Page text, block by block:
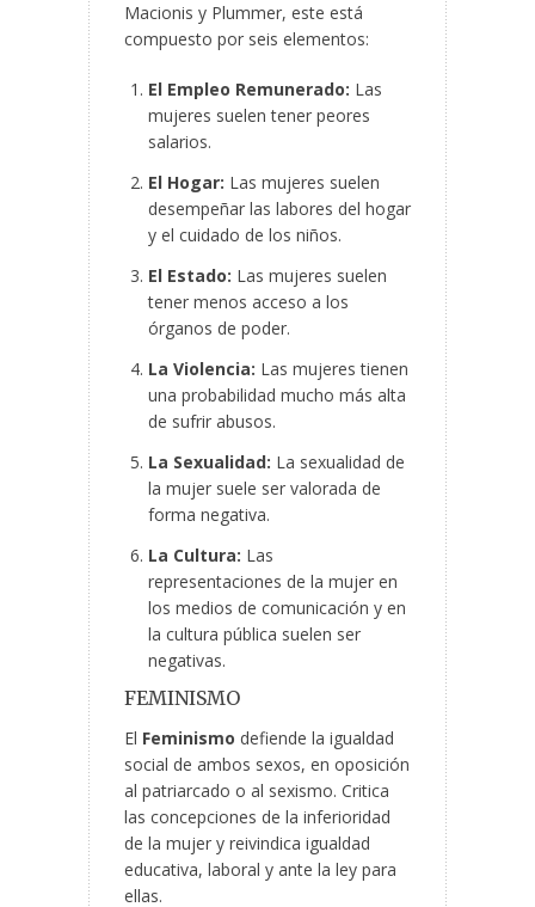
Macionis y Plummer, este está
compuesto por seis elementos:
El Empleo Remunerado: Las
mujeres suelen tener peores
salarios.
El Hogar: Las mujeres suelen
desempeñar las labores del hogar
y el cuidado de los niños.
El Estado: Las mujeres suelen
tener menos acceso a los
órganos de poder.
La Violencia: Las mujeres tienen
una probabilidad mucho más alta
de sufrir abusos.
La Sexualidad: La sexualidad de
la mujer suele ser valorada de
forma negativa.
La Cultura: Las
representaciones de la mujer en
los medios de comunicación y en
la cultura pública suelen ser
negativas.
FEMINISMO
El Feminismo defiende la igualdad
social de ambos sexos, en oposición
al patriarcado o al sexismo. Critica
las concepciones de la inferioridad
de la mujer y reivindica igualdad
educativa, laboral y ante la ley para
ellas.